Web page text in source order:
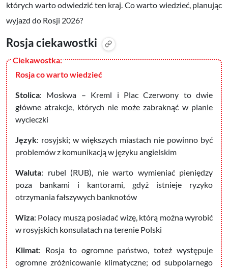
których warto odwiedzić ten kraj. Co warto wiedzieć, planując
wyjazd do Rosji 2026?
Rosja ciekawostki
Rosja co warto wiedzieć
Stolica: Moskwa – Kreml i Plac Czerwony to dwie
główne atrakcje, których nie może zabraknąć w planie
wycieczki
Język: rosyjski; w większych miastach nie powinno być
problemów z komunikacją w języku angielskim
Waluta: rubel (RUB), nie warto wymieniać pieniędzy
poza bankami i kantorami, gdyż istnieje ryzyko
otrzymania fałszywych banknotów
Wiza: Polacy muszą posiadać wizę, którą można wyrobić
w rosyjskich konsulatach na terenie Polski
Klimat: Rosja to ogromne państwo, toteż występuje
ogromne zróżnicowanie klimatyczne; od subpolarnego